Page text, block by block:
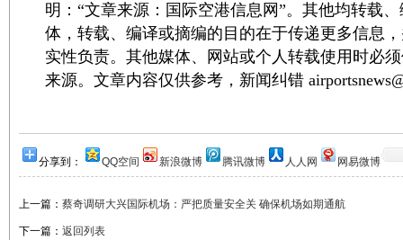
明：“文章来源：国际空港信息网”。其他均转载
体，转载、编译或摘编的目的在于传递更多信息
实性负责。其他媒体、网站或个人转载使用时必
来源。文章内容仅供参考，新闻纠错
分享到： QQ空间 新浪微博 腾讯微博 人人网 网易微博
上一篇： 蔡奇调研大兴国际机场：严把质量安全关 确保机场如期通航
下一篇： 返回列表